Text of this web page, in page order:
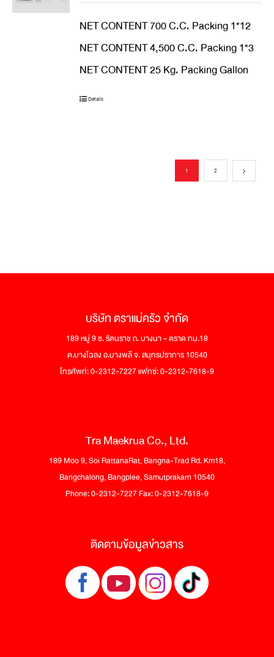
NET CONTENT 700 C.C. Packing 1*12
NET CONTENT 4,500 C.C. Packing 1*3
NET CONTENT 25 Kg. Packing Gallon
Details
1 2
บริษัท ตราแม่ครัว จำกัด
189 หมู่ 9 ซ. รัตนราช ถ. บางนา – ตราด กม.18
ต.บางโฉลง อ.บางพลี จ. สมุทรปราการ 10540
โทรศัพท์: 0-2312-7227 แฟกซ์: 0-2312-7618-9
Tra Maekrua Co., Ltd.
189 Moo 9, Soi RattanaRat, Bangna-Trad Rd. Km18,
Bangchalong, Bangplee, Samutprakarn 10540
Phone: 0-2312-7227 Fax: 0-2312-7618-9
ติดตามข้อมูลข่าวสาร